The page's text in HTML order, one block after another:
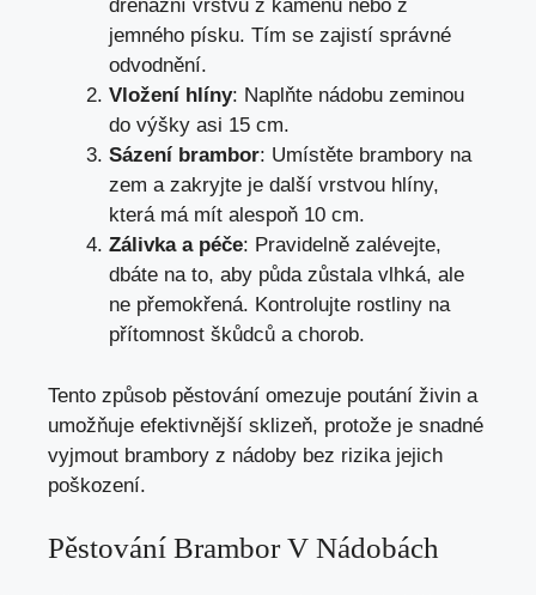
drenážní vrstvu z kamenů nebo z
jemného písku. Tím se zajistí správné
odvodnění.
Vložení hlíny: Naplňte nádobu zeminou
do výšky asi 15 cm.
Sázení brambor: Umístěte brambory na
zem a zakryjte je další vrstvou hlíny,
která má mít alespoň 10 cm.
Zálivka a péče: Pravidelně zalévejte,
dbáte na to, aby půda zůstala vlhká, ale
ne přemokřená. Kontrolujte rostliny na
přítomnost škůdců a chorob.
Tento způsob pěstování omezuje poutání živin a
umožňuje efektivnější sklizeň, protože je snadné
vyjmout brambory z nádoby bez rizika jejich
poškození.
Pěstování Brambor V Nádobách